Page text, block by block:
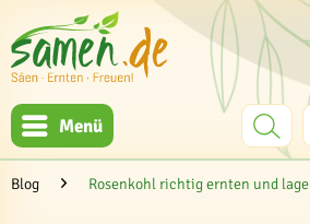
Menü
Blog Rosenkohl richtig ernten und